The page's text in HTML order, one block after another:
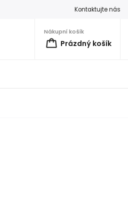
Kontaktujte nás
Nákupní košík
Prázdný košík